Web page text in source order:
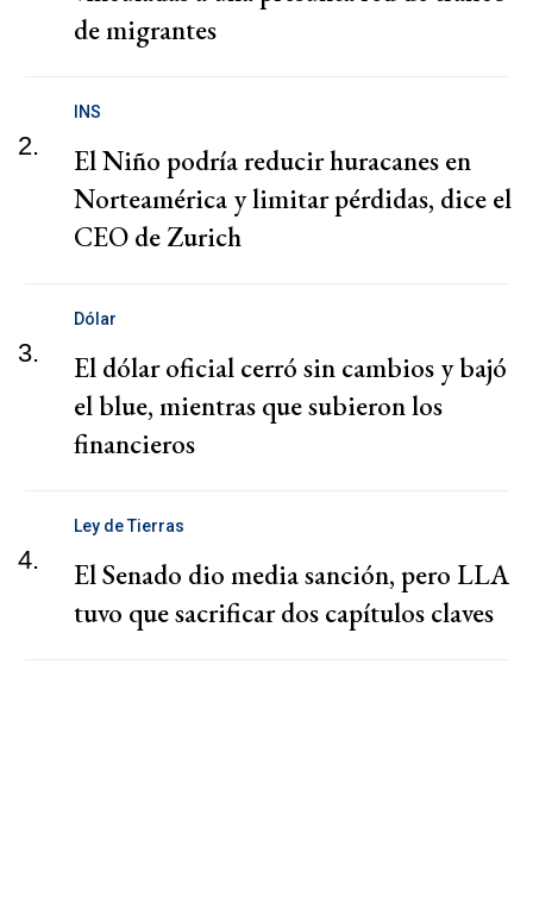
de migrantes
2.
INS
El Niño podría reducir huracanes en
Norteamérica y limitar pérdidas, dice el
CEO de Zurich
3.
Dólar
El dólar oficial cerró sin cambios y bajó
el blue, mientras que subieron los
financieros
4.
Ley de Tierras
El Senado dio media sanción, pero LLA
tuvo que sacrificar dos capítulos claves